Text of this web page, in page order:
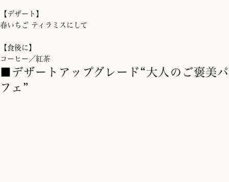
【デザート】
春いちご ティラミスにして
【食後に】
コーヒー／紅茶
■デザートアップグレード“大人のご褒美パ
フェ”